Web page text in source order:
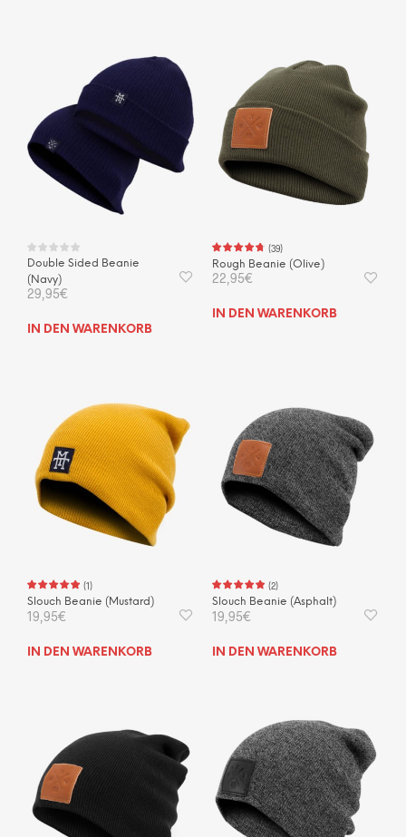
Double Sided Beanie
(Navy)
29,95€
IN DEN WARENKORB
(39)
Rough Beanie (Olive)
22,95€
IN DEN WARENKORB
(1)
Slouch Beanie (Mustard)
19,95€
IN DEN WARENKORB
(2)
Slouch Beanie (Asphalt)
19,95€
IN DEN WARENKORB